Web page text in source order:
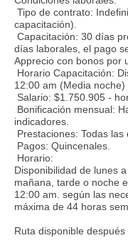
Tipo de contrato:
capacitación).
Capacitación: 30 días
días laborales, el pago
Apprecio con bonos por
Horario Capacitación:
12:00 am (Media noche)
Salario: $1.750.905 -
Bonificación mensual:
indicadores.
Prestaciones: Todas las
Pagos: Quincenales.
Horario:
Disponibilidad de lunes
mañana, tarde o noche
12:00 am. según las
máxima de 44 horas
Ruta disponible